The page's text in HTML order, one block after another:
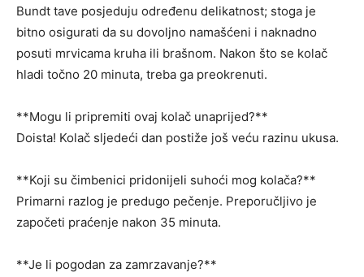
Bundt tave posjeduju određenu delikatnost; stoga je
bitno osigurati da su dovoljno namašćeni i naknadno
posuti mrvicama kruha ili brašnom. Nakon što se kolač
hladi točno 20 minuta, treba ga preokrenuti.
**Mogu li pripremiti ovaj kolač unaprijed?**
Doista! Kolač sljedeći dan postiže još veću razinu ukusa.
**Koji su čimbenici pridonijeli suhoći mog kolača?**
Primarni razlog je predugo pečenje. Preporučljivo je
započeti praćenje nakon 35 minuta.
**Je li pogodan za zamrzavanje?**